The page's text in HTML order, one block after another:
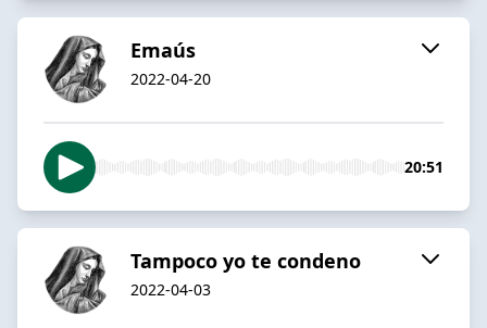
Emaús
2022-04-20
20:51
Tampoco yo te condeno
2022-04-03